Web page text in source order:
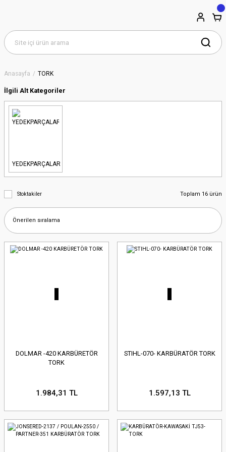
Anasayfa TORK
İlgili Alt Kategoriler
YEDEKPARÇALAR
Stoktakiler Toplam 16 ürün
DOLMAR -420 KARBÜRETÖR
TORK
1.984,31 TL
STIHL-070- KARBÜRATÖR TORK
1.597,13 TL